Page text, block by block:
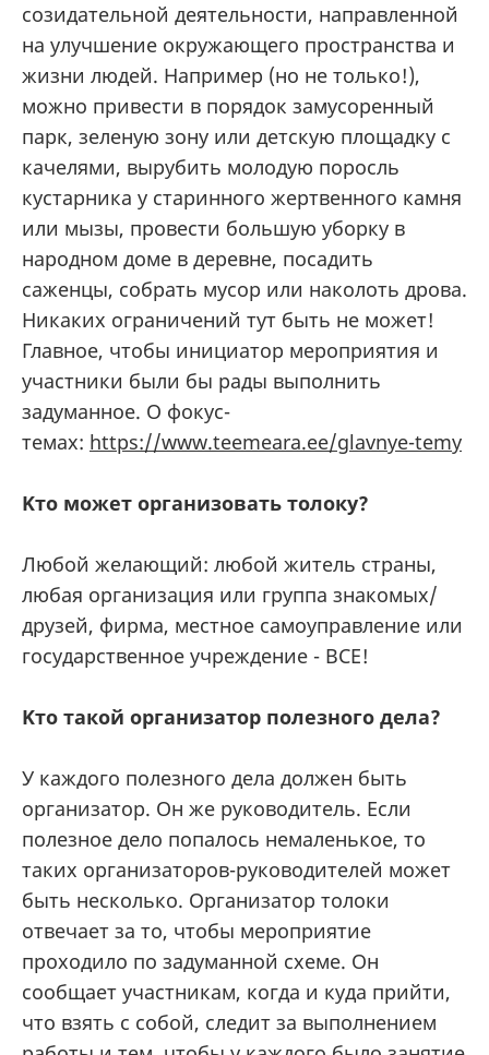
созидательной деятельности, направленной
на улучшение окружающего пространства и
жизни людей. Например (но не только!),
можно привести в порядок замусоренный
парк, зеленую зону или детскую площадку с
качелями, вырубить молодую поросль
кустарника у старинного жертвенного камня
или мызы, провести большую уборку в
народном доме в деревне, посадить
саженцы, собрать мусор или наколоть дрова.
Никаких ограничений тут быть не может!
Главное, чтобы инициатор мероприятия и
участники были бы рады выполнить
задуманное. О фокус-
темах: https://www.teemeara.ee/glavnye-temy
Kто может организовать толоку?
Любой желающий: любой житель страны,
любая организация или группа знакомых/
друзей, фирма, местное самоуправление или
государственное учреждение - ВСЕ!
Kто такой организатор полезного дела?
У каждого полезного дела должен быть
организатор. Он же руководитель. Если
полезное дело попалось немаленькое, то
таких организаторов-руководителей может
быть несколько. Организатор толоки
отвечает за то, чтобы мероприятие
проходило по задуманной схеме. Он
сообщает участникам, когда и куда прийти,
что взять с собой, следит за выполнением